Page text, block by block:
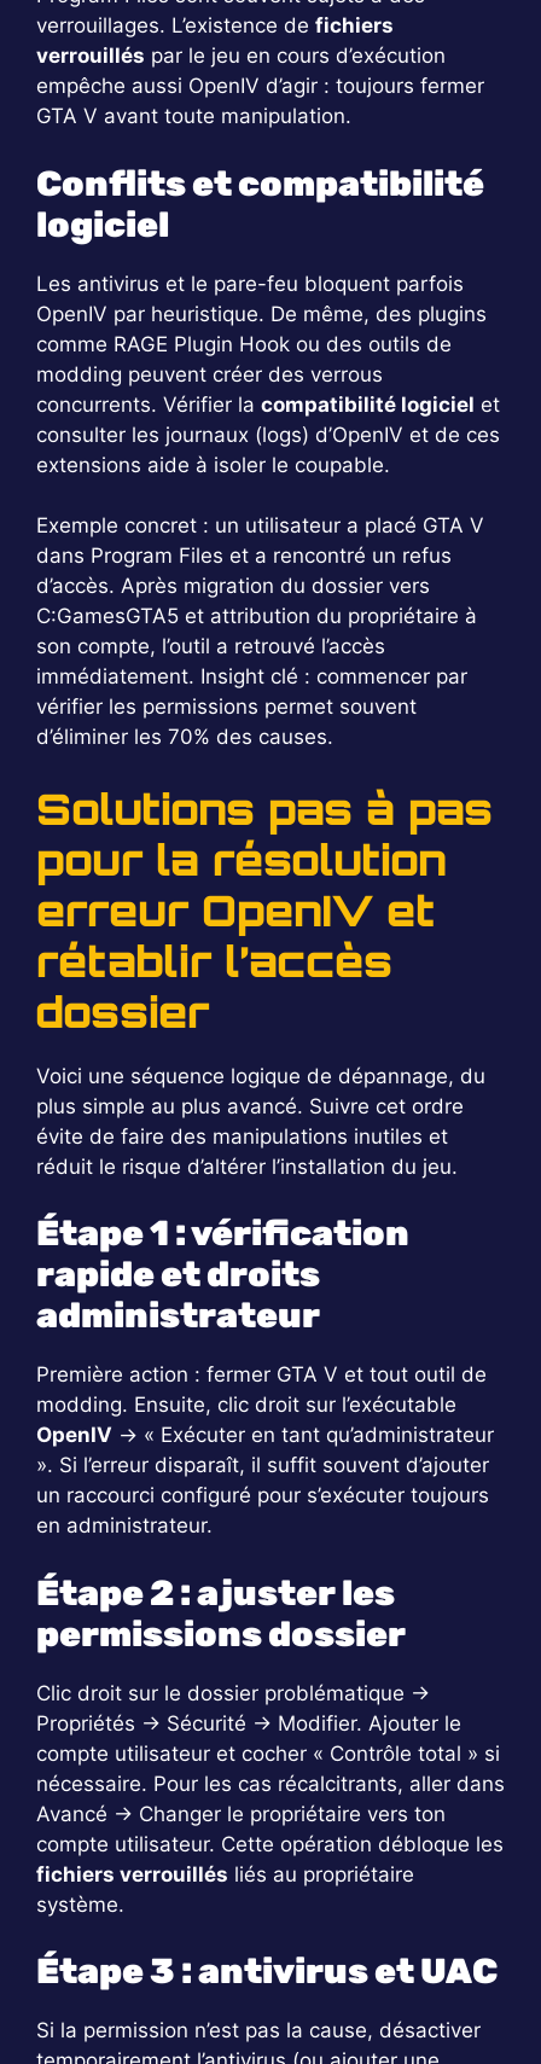
verrouillages. L’existence de fichiers
verrouillés par le jeu en cours d’exécution
empêche aussi OpenIV d’agir : toujours fermer
GTA V avant toute manipulation.
Conflits et compatibilité
logiciel
Les antivirus et le pare-feu bloquent parfois
OpenIV par heuristique. De même, des plugins
comme RAGE Plugin Hook ou des outils de
modding peuvent créer des verrous
concurrents. Vérifier la compatibilité logiciel et
consulter les journaux (logs) d’OpenIV et de ces
extensions aide à isoler le coupable.
Exemple concret : un utilisateur a placé GTA V
dans Program Files et a rencontré un refus
d’accès. Après migration du dossier vers
C:GamesGTA5 et attribution du propriétaire à
son compte, l’outil a retrouvé l’accès
immédiatement. Insight clé : commencer par
vérifier les permissions permet souvent
d’éliminer les 70% des causes.
Solutions pas à pas
pour la résolution
erreur OpenIV et
rétablir l’accès
dossier
Voici une séquence logique de dépannage, du
plus simple au plus avancé. Suivre cet ordre
évite de faire des manipulations inutiles et
réduit le risque d’altérer l’installation du jeu.
Étape 1 : vérification
rapide et droits
administrateur
Première action : fermer GTA V et tout outil de
modding. Ensuite, clic droit sur l’exécutable
OpenIV → « Exécuter en tant qu’administrateur
». Si l’erreur disparaît, il suffit souvent d’ajouter
un raccourci configuré pour s’exécuter toujours
en administrateur.
Étape 2 : ajuster les
permissions dossier
Clic droit sur le dossier problématique →
Propriétés → Sécurité → Modifier. Ajouter le
compte utilisateur et cocher « Contrôle total » si
nécessaire. Pour les cas récalcitrants, aller dans
Avancé → Changer le propriétaire vers ton
compte utilisateur. Cette opération débloque les
fichiers verrouillés liés au propriétaire
système.
Étape 3 : antivirus et UAC
Si la permission n’est pas la cause, désactiver